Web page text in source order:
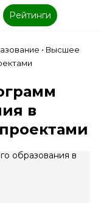
Рейтинги
• Высшее
в